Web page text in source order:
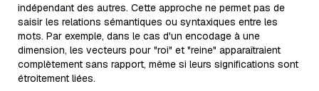
indépendant des autres. Cette approche ne permet pas de
saisir les relations sémantiques ou syntaxiques entre les
mots. Par exemple, dans le cas d'un encodage à une
dimension, les vecteurs pour "roi" et "reine" apparaîtraient
complètement sans rapport, même si leurs significations sont
étroitement liées.